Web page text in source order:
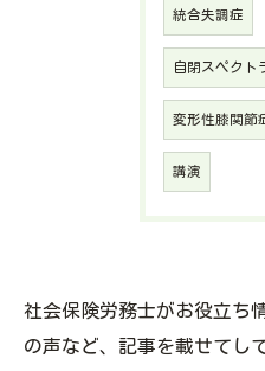
統合失調症
自閉スペクト
変形性膝関節
講演
社会保険労務士がお役立ち
の声など、記事を載せてし